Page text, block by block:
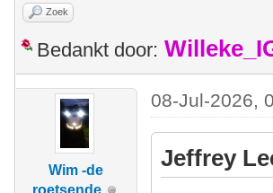
Zoek
Bedankt door:
Wim -de
roetsende
08-Jul-2026,
Jeffrey